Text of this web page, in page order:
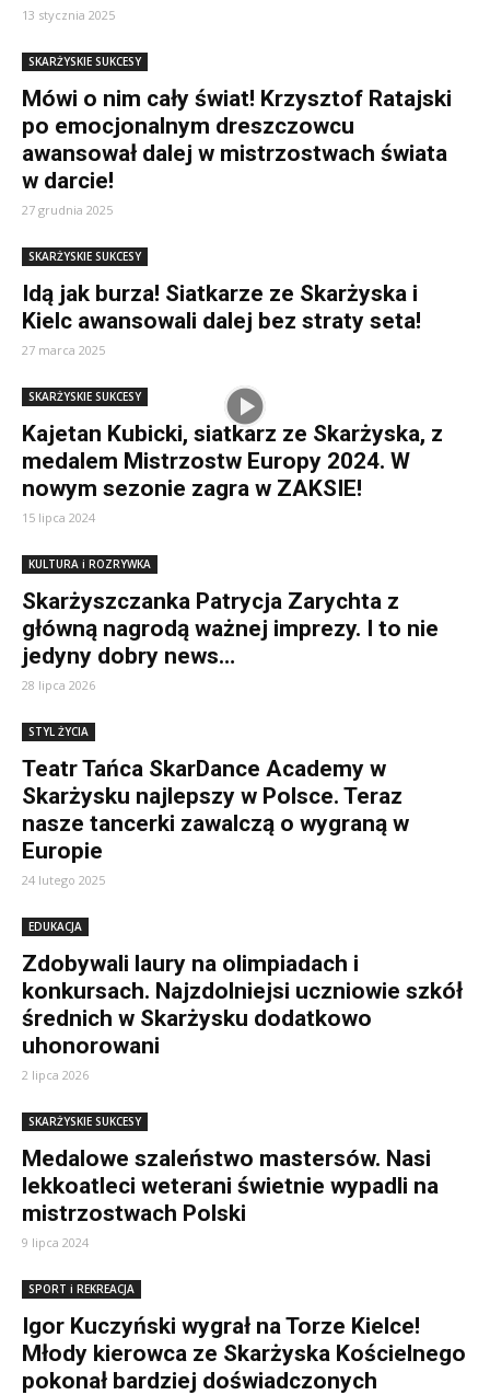
13 stycznia 2025
SKARŻYSKIE SUKCESY
Mówi o nim cały świat! Krzysztof Ratajski
po emocjonalnym dreszczowcu
awansował dalej w mistrzostwach świata
w darcie!
27 grudnia 2025
SKARŻYSKIE SUKCESY
Idą jak burza! Siatkarze ze Skarżyska i
Kielc awansowali dalej bez straty seta!
27 marca 2025
SKARŻYSKIE SUKCESY
Kajetan Kubicki, siatkarz ze Skarżyska, z
medalem Mistrzostw Europy 2024. W
nowym sezonie zagra w ZAKSIE!
15 lipca 2024
KULTURA i ROZRYWKA
Skarżyszczanka Patrycja Zarychta z
główną nagrodą ważnej imprezy. I to nie
jedyny dobry news…
28 lipca 2026
STYL ŻYCIA
Teatr Tańca SkarDance Academy w
Skarżysku najlepszy w Polsce. Teraz
nasze tancerki zawalczą o wygraną w
Europie
24 lutego 2025
EDUKACJA
Zdobywali laury na olimpiadach i
konkursach. Najzdolniejsi uczniowie szkół
średnich w Skarżysku dodatkowo
uhonorowani
2 lipca 2026
SKARŻYSKIE SUKCESY
Medalowe szaleństwo mastersów. Nasi
lekkoatleci weterani świetnie wypadli na
mistrzostwach Polski
9 lipca 2024
SPORT i REKREACJA
Igor Kuczyński wygrał na Torze Kielce!
Młody kierowca ze Skarżyska Kościelnego
pokonał bardziej doświadczonych